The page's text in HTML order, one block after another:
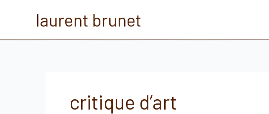
laurent brunet
critique d’art